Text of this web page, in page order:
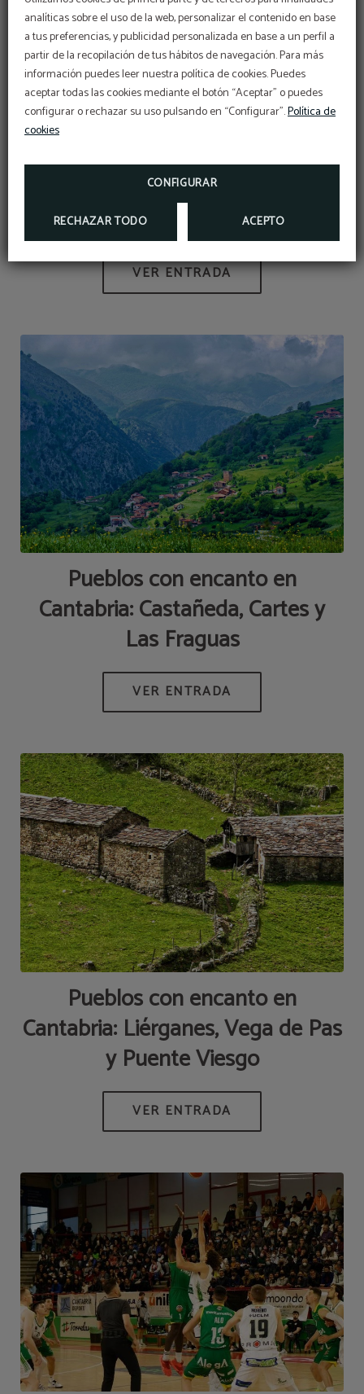
analíticas sobre el uso de la web, personalizar el contenido en base
a tus preferencias, y publicidad personalizada en base a un perfil a
partir de la recopilación de tus hábitos de navegación. Para más
información puedes leer nuestra política de cookies. Puedes
aceptar todas las cookies mediante el botón “Aceptar” o puedes
configurar o rechazar su uso pulsando en “Configurar”.Política de
cookies
CONFIGURAR
RECHAZAR TODO ACEPTO
El Camino Lebaniego
Pueblos con encanto en
Cantabria: Castañeda, Cartes y
Las Fraguas
Pueblos con encanto en
Cantabria: Liérganes, Vega de Pas
y Puente Viesgo
OFERTÓN
Descuento adicional con el código PROMOWEB